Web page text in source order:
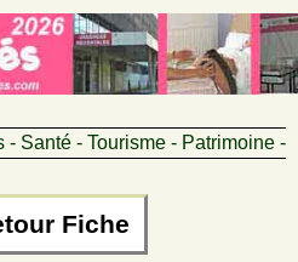
- Santé - Tourisme - Patrimoine -
Fiche